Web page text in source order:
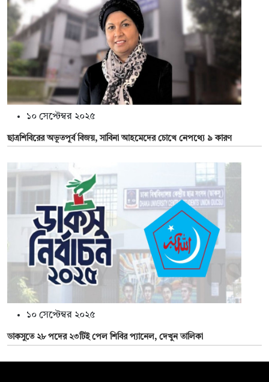
১০ সেপ্টেম্বর ২০২৫
ছাত্রশিবিরের অভূতপূর্ব বিজয়, সাবিনা আহমেদের চোখে নেপথ্যে ৯ কারণ
১০ সেপ্টেম্বর ২০২৫
ডাকসুতে ২৮ পদের ২৩টিই পেল শিবির প্যানেল, দেখুন তালিকা